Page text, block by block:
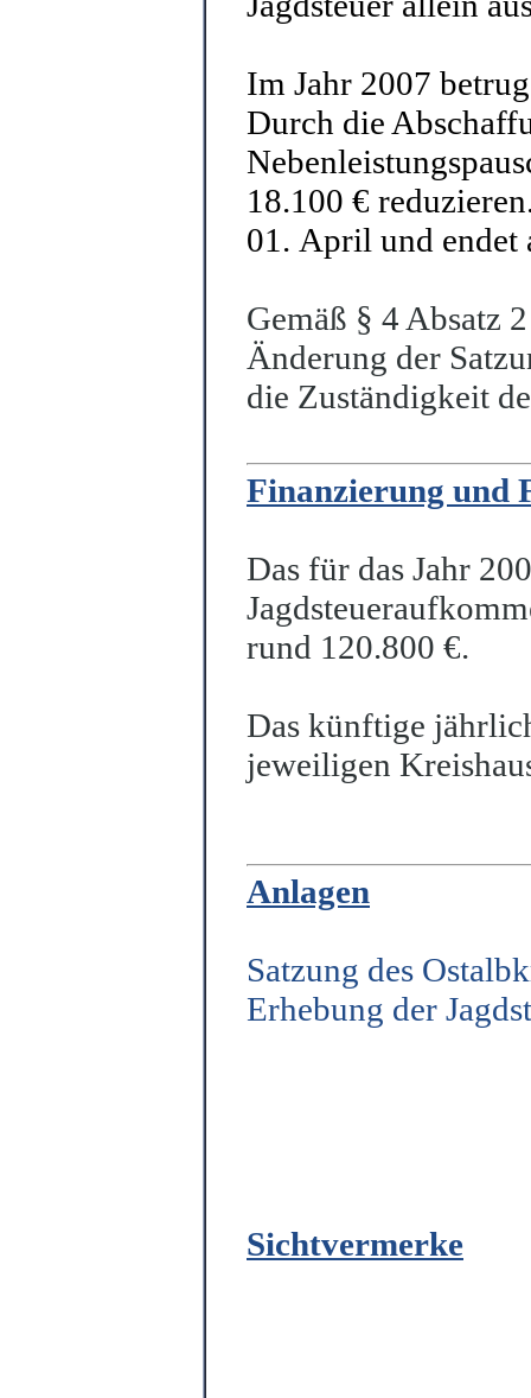
Im Jahr 2007
Durch die
18.100 €
01. April und endet
Gemäß § 4 Absatz
Änderung der
die Zuständigkeit
Finanzierung und
Das für das Jahr
rund 120.800 €.
Das künftige
jeweiligen
Anlagen
Satzung des
Erhebung der
Sichtvermerke